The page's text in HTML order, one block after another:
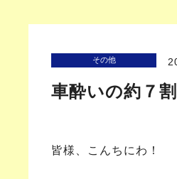
その他
車酔いの約７
皆様、こんちにわ！